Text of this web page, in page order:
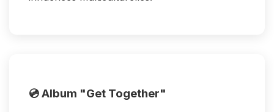
💿 Album "Get Together"